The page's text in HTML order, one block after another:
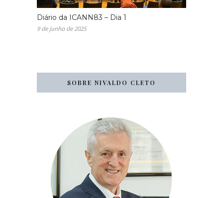
Diário da ICANN83 – Dia 1
9 de junho de 2025
SOBRE NIVALDO CLETO